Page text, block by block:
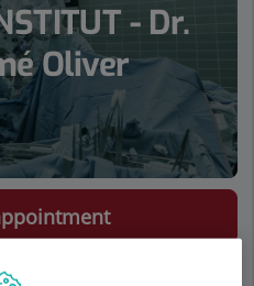
- Dr.
Oliver